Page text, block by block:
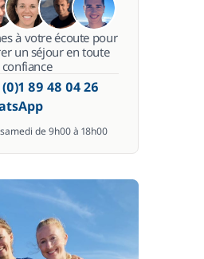
à votre écoute pour
un séjour en toute
confiance
89 48 04 26
de 9h00 à 18h00